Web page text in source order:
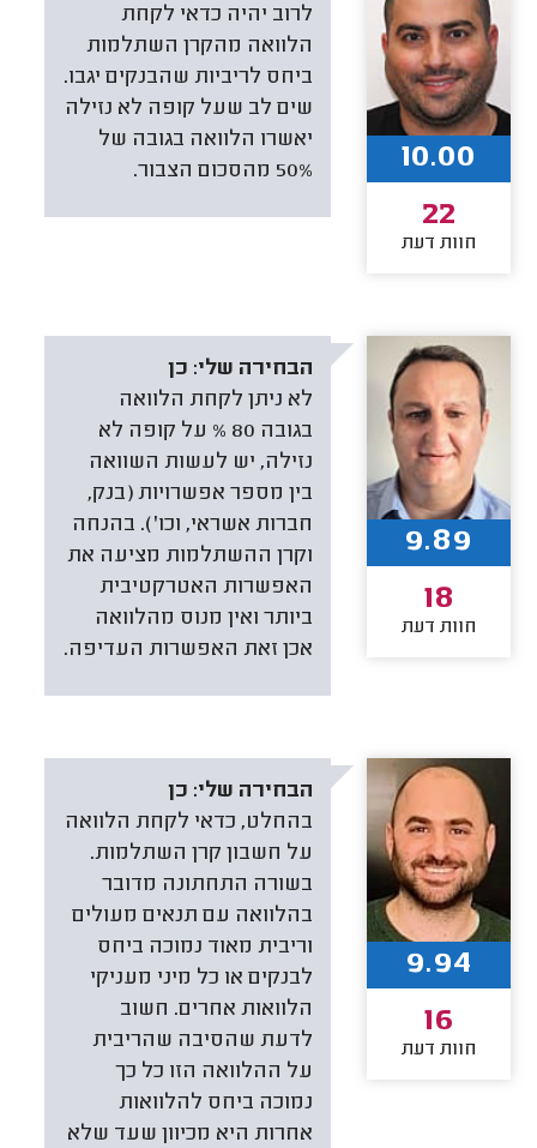
לרוב יהיה כדאי לקחת
הלוואה מהקרן השתלמות
ביחס לריביות שהבנקים יגבו.
שים לב שעל קופה לא נזילה
יאשרו הלוואה בגובה של
50% מהסכום הצבור.
10.00
22
חוות דעת
הבחירה שלי: כן
לא ניתן לקחת הלוואה
בגובה 80 % על קופה לא
נזילה, יש לעשות השוואה
בין מספר אפשרויות (בנק,
חברות אשראי, וכו'). בהנחה
וקרן ההשתלמות מציעה את
האפשרות האטרקטיבית
ביותר ואין מנוס מהלוואה
אכן זאת האפשרות העדיפה.
9.89
18
חוות דעת
הבחירה שלי: כן
בהחלט, כדאי לקחת הלוואה
על חשבון קרן השתלמות.
בשורה התחתונה מדובר
בהלוואה עם תנאים מעולים
וריבית מאוד נמוכה ביחס
לבנקים או כל מיני מעניקי
הלוואות אחרים. חשוב
לדעת שהסיבה שהריבית
על ההלוואה הזו כל כך
נמוכה ביחס להלוואות
אחרות היא מכיוון שעד שלא
9.94
16
חוות דעת